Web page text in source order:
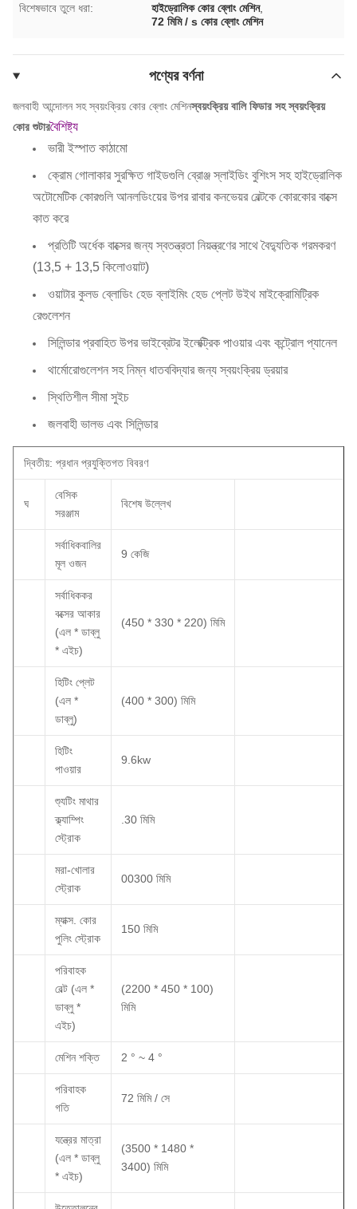
বিশেষভাবে তুলে ধরা: হাইড্রোলিক কোর ব্লোং মেশিন,
72 মিমি / s কোর ব্লোং মেশিন
পণ্যের বর্ণনা
জলবাহী আন্দোলন সহ স্বয়ংক্রিয় কোর ব্লোং মেশিনস্বয়ংক্রিয় বালি ফিডার সহ স্বয়ংক্রিয়
কোর শুটারবৈশিষ্ট্য
ভারী ইস্পাত কাঠামো
ক্রোম গোলাকার সুরক্ষিত গাইডগুলি ব্রোঞ্জ স্লাইডিং বুশিংস সহ হাইড্রোলিক
অটোমেটিক কোরগুলি আনলডিংয়ের উপর রাবার কনভেয়র বেল্টকে কোরকোর বাক্সে
কাত করে
প্রতিটি অর্ধেক বাক্সের জন্য স্বতন্ত্রতা নিয়ন্ত্রণের সাথে বৈদ্যুতিক গরমকরণ
(13,5 + 13,5 কিলোওয়াট)
ওয়াটার কুলড ব্লোডিং হেড ব্লাইমিং হেড প্লেট উইথ মাইক্রোমিট্রিক
রেগুলেশন
সিলিন্ডার প্রবাহিত উপর ভাইব্রেটর ইলেক্ট্রিক পাওয়ার এবং কন্ট্রোল প্যানেল
থার্মোরোগুলেশন সহ নিম্ন ধাতববিদ্যার জন্য স্বয়ংক্রিয় ড্রয়ার
স্থিতিশীল সীমা সুইচ
জলবাহী ভালভ এবং সিলিন্ডার
দ্বিতীয়: প্রধান প্রযুক্তিগত বিবরণ
ঘ
বেসিক
সরঞ্জাম
বিশেষ উল্লেখ
সর্বাধিকবালির
মূল ওজন
9 কেজি
সর্বাধিককর
বক্সের আকার
(এল * ডাব্লু
* এইচ)
(450 * 330 * 220) মিমি
হিটিং প্লেট
(এল *
ডাব্লু)
(400 * 300) মিমি
হিটিং
পাওয়ার
9.6kw
শ্যুটিং মাথার
ক্ল্যাম্পিং
স্ট্রোক
.30 মিমি
মরা-খোলার
স্ট্রোক
00300 মিমি
ম্যাক্স. কোর
পুলিং স্ট্রোক
150 মিমি
পরিবাহক
বেল্ট (এল *
ডাব্লু *
এইচ)
(2200 * 450 * 100)
মিমি
মেশিন শক্তি 2 ° ~ 4 °
পরিবাহক
গতি
72 মিমি / সে
যন্ত্রের মাত্রা
(এল * ডাব্লু
* এইচ)
(3500 * 1480 *
3400) মিমি